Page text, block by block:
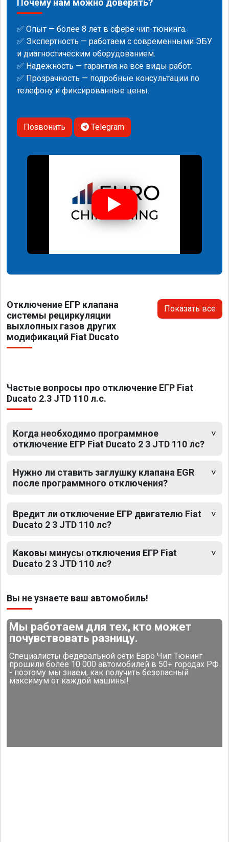
Почему нам можно доверять?
✅ Опыт — более 8 лет в сфере чип-тюнинга.
✅ Экспертность — работаем с современными ЭБУ
и диагностическим оборудованием.
✅ Надежность — гарантия на все виды работ.
✅ Прозрачность — подробные консультации по
телефону и фиксированные цены.
Позвонить Telegram
Отключение ЕГР клапана
системы рециркуляции
выхлопных газов других
модификаций Fiat Ducato
Показать все
Частые вопросы про отключение ЕГР Fiat
Ducato 2.3 JTD 110 л.с.
Когда необходимо программное
отключение ЕГР Fiat Ducato 2 3 JTD 110 лс?
Нужно ли ставить заглушку клапана EGR
после программного отключения?
Вредит ли отключение ЕГР двигателю Fiat
Ducato 2 3 JTD 110 лс?
Каковы минусы отключения ЕГР Fiat
Ducato 2 3 JTD 110 лс?
Вы не узнаете ваш автомобиль!
Мы работаем для тех, кто может
почувствовать разницу.
Специалисты федеральной сети Евро Чип Тюнинг
прошили более 10 000 автомобилей в 50+ городах РФ
- поэтому мы знаем, как получить безопасный
максимум от каждой машины!